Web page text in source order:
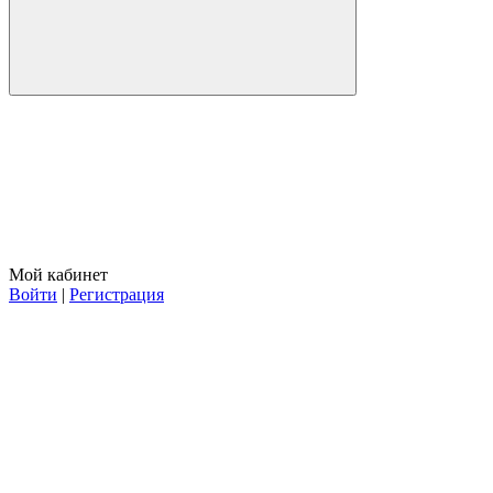
Мой кабинет
Войти | Регистрация